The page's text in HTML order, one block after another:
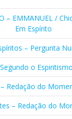
– EMMANUEL /
Em Espírito
– Pergunta
o
Redação do
– Redação do